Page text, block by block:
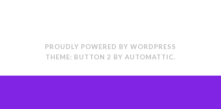
PROUDLY POWERED BY WORDPRESS
THEME: BUTTON 2 BY AUTOMATTIC.